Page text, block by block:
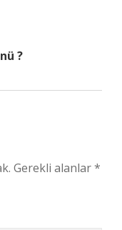
?
Gerekli alanlar*